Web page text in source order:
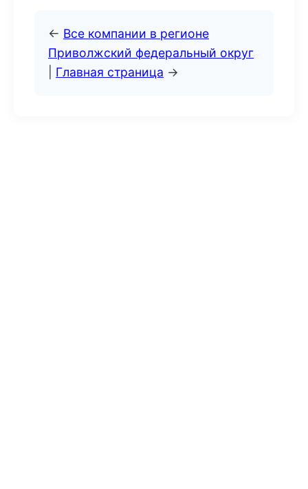
← Все компании в регионе
Приволжский федеральный округ
Главная страница →